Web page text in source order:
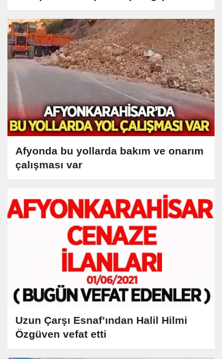
kampanyası başlatıldı
Afyonda bu yollarda bakım ve onarım
çalışması var
Uzun Çarşı Esnaf’ından Halil Hilmi
Özgüven vefat etti